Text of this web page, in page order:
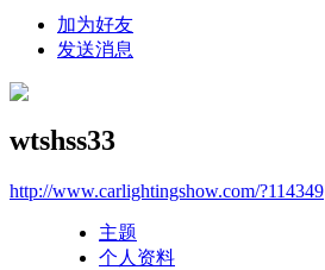
加为好友
发送消息
wtshss33
http://www.carlightingshow.com/?114349
主题
个人资料